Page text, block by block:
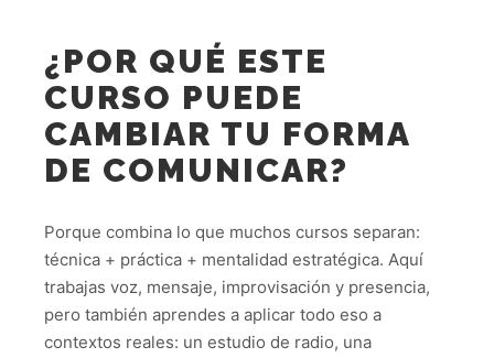
¿POR QUÉ ESTE
CURSO PUEDE
CAMBIAR TU FORMA
DE COMUNICAR?
Porque combina lo que muchos cursos separan:
técnica + práctica + mentalidad estratégica. Aquí
trabajas voz, mensaje, improvisación y presencia,
pero también aprendes a aplicar todo eso a
contextos reales: un estudio de radio, una